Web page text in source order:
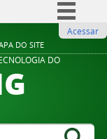
DO SITE
BR
Acessar
DO